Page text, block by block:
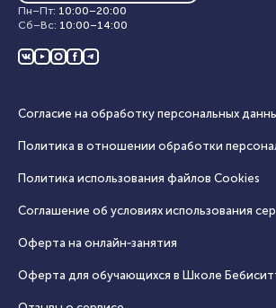
Пн–Пт: 10:00–20:00
Сб–Вс: 10:00–14:00
Согласие на обработку персональных
Политика в отношении обработки
Политика использования файлов Cookies
Соглашение об условиях использования
Оферта на онлайн‑занятия
Оферта для обучающихся в Школе